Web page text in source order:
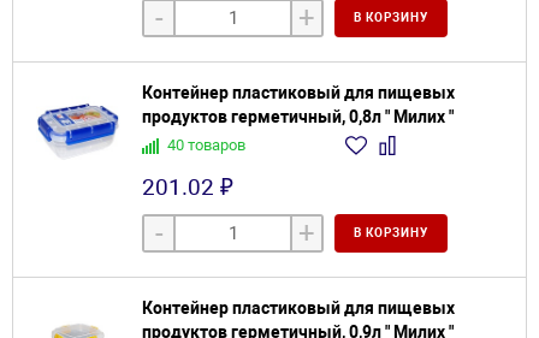
- + В КОРЗИНУ
Контейнер пластиковый для пищевых
продуктов герметичный, 0,8л " Милих "
40 товаров
201.02 ₽
- + В КОРЗИНУ
Контейнер пластиковый для пищевых
продуктов герметичный, 0,9л " Милих "